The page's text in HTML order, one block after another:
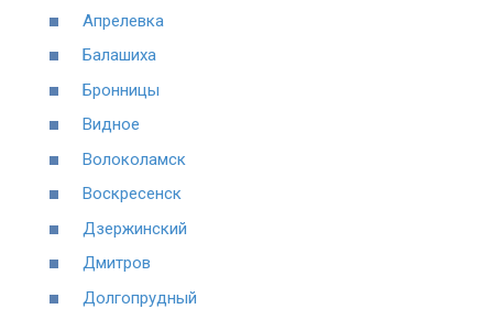
Апрелевка
Балашиха
Бронницы
Видное
Волоколамск
Воскресенск
Дзержинский
Дмитров
Долгопрудный